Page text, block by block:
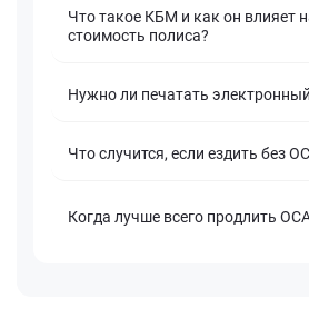
Что такое КБМ и как он влияет
стоимость полиса?
Нужно ли печатать
Что случится, если ездить без
Когда лучше всего продлить